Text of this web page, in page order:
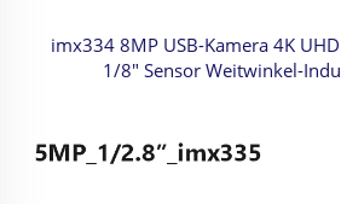
imx334 8MP USB-Kamera 4K
1/8" Sensor Weitwinkel-